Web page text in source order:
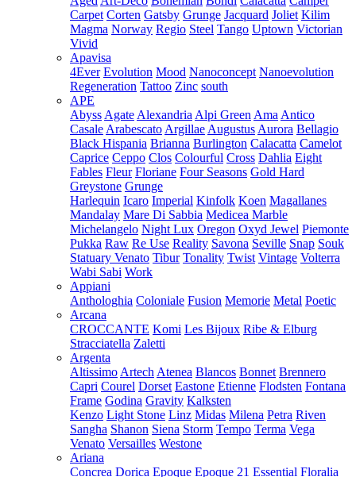
Carpet Corten Gatsby Grunge Jacquard Joliet Kilim
Magma Norway Regio Steel Tango Uptown Victorian
Vivid
Apavisa
4Ever Evolution Mood Nanoconcept Nanoevolution
Regeneration Tattoo Zinc south
APE
Abyss Agate Alexandria Alpi Green Ama Antico
Casale Arabescato Argillae Augustus Aurora Bellagio
Black Hispania Brianna Burlington Calacatta Camelot
Caprice Ceppo Clos Colourful Cross Dahlia Eight
Fables Fleur Floriane Four Seasons Gold Hard
Greystone Grunge
Harlequin Icaro Imperial Kinfolk Koen Magallanes
Mandalay Mare Di Sabbia Medicea Marble
Michelangelo Night Lux Oregon Oxyd Jewel Piemonte
Pukka Raw Re Use Reality Savona Seville Snap Souk
Statuary Venato Tibur Tonality Twist Vintage Volterra
Wabi Sabi Work
Appiani
Anthologhia Coloniale Fusion Memorie Metal Poetic
Arcana
CROCCANTE Komi Les Bijoux Ribe & Elburg
Stracciatella Zaletti
Argenta
Altissimo Artech Atenea Blancos Bonnet Brennero
Capri Courel Dorset Eastone Etienne Flodsten Fontana
Frame Godina Gravity Kalksten
Kenzo Light Stone Linz Midas Milena Petra Riven
Sangha Shanon Siena Storm Tempo Terma Vega
Venato Versailles Westone
Ariana
Concrea Dorica Epoque Epoque 21 Essential Floralia